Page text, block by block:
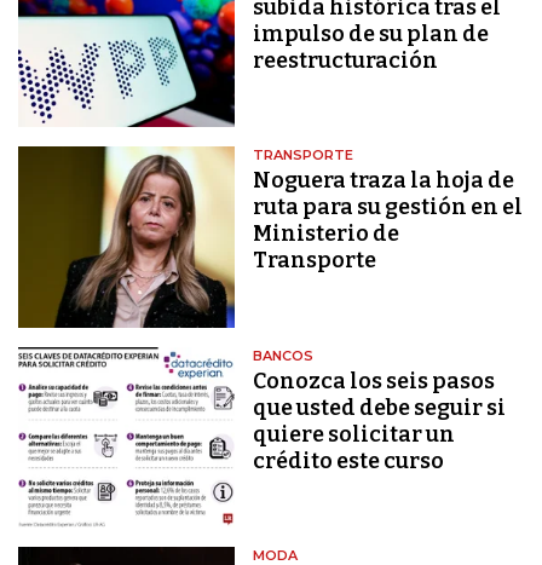
subida histórica tras el
impulso de su plan de
reestructuración
TRANSPORTE
Noguera traza la hoja de
ruta para su gestión en el
Ministerio de
Transporte
BANCOS
Conozca los seis pasos
que usted debe seguir si
quiere solicitar un
crédito este curso
MODA